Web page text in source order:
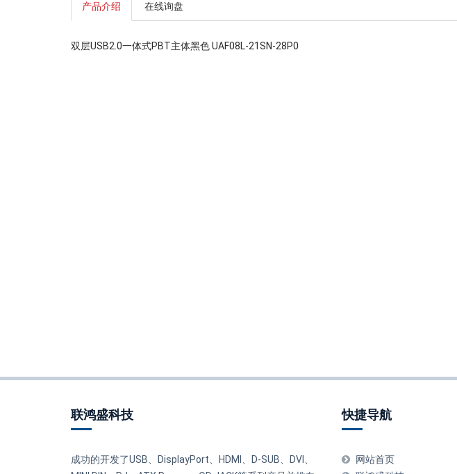
产品介绍 在线询盘
双层USB2.0一体式PBT主体黑色 UAF08L-21SN-28P0
联鸿盛科技
成功的开发了USB、DisplayPort、HDMI、D-SUB、DVI、
快捷导航
网站首页